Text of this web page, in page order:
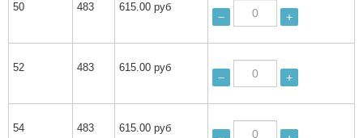
50 483 615.00 руб
− +
52 483 615.00 руб
− +
54 483 615.00 руб